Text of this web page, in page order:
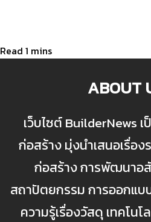
ABOUT
เว็บไซต์ BuilderNews
ก่อสร้าง มุ่งนำเสนอเรื่อง
ก่อสร้าง การพัฒนาอ
สถาปัตยกรรม การออกแ
ความรู้เรื่องวัสดุ เทคโน